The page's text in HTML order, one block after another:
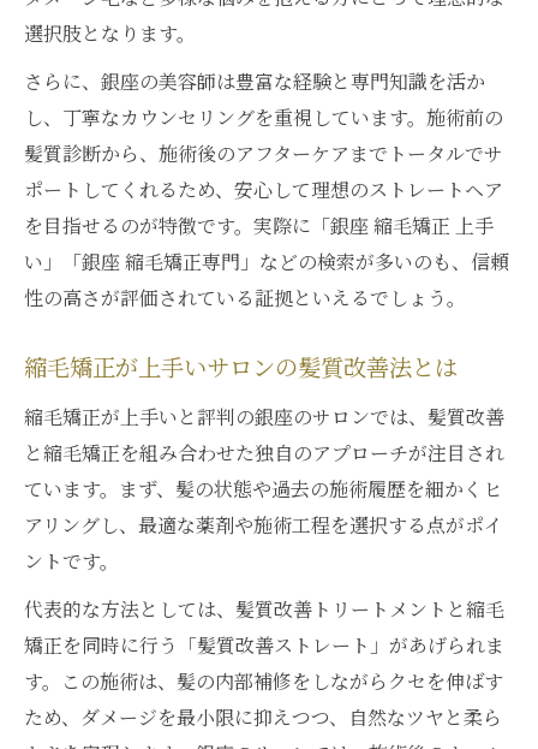
選択肢となります。
さらに、銀座の美容師は豊富な経験と専門知識を活か
し、丁寧なカウンセリングを重視しています。施術前の
髪質診断から、施術後のアフターケアまでトータルでサ
ポートしてくれるため、安心して理想のストレートヘア
を目指せるのが特徴です。実際に「銀座 縮毛矯正 上手
い」「銀座 縮毛矯正専門」などの検索が多いのも、信頼
性の高さが評価されている証拠といえるでしょう。
縮毛矯正が上手いサロンの髪質改善法とは
縮毛矯正が上手いと評判の銀座のサロンでは、髪質改善
と縮毛矯正を組み合わせた独自のアプローチが注目され
ています。まず、髪の状態や過去の施術履歴を細かくヒ
アリングし、最適な薬剤や施術工程を選択する点がポイ
ントです。
代表的な方法としては、髪質改善トリートメントと縮毛
矯正を同時に行う「髪質改善ストレート」があげられま
す。この施術は、髪の内部補修をしながらクセを伸ばす
ため、ダメージを最小限に抑えつつ、自然なツヤと柔ら